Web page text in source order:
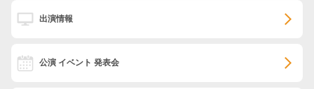
出演情報
公演 イベント 発表会